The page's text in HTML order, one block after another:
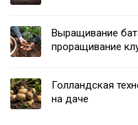
Выращивание
проращивание
Голландская
на даче